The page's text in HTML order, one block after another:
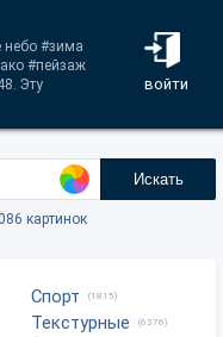
войти
небо #зима
#пейзаж
Эту
Искать
картинок
Спорт (1815)
Текстурные (6376)